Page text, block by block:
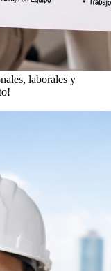
laborales y